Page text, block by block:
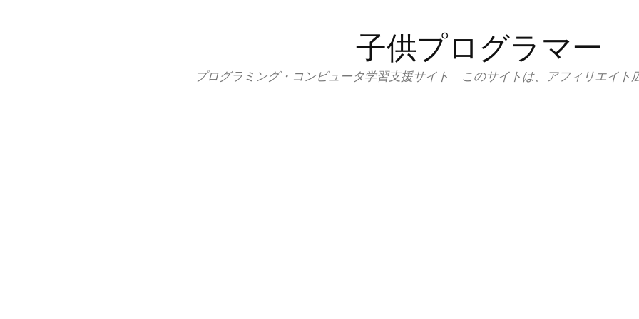
子供プログラマー
プログラミング・コンピュータ学習支援サイト – このサイトは、アフィリエイト